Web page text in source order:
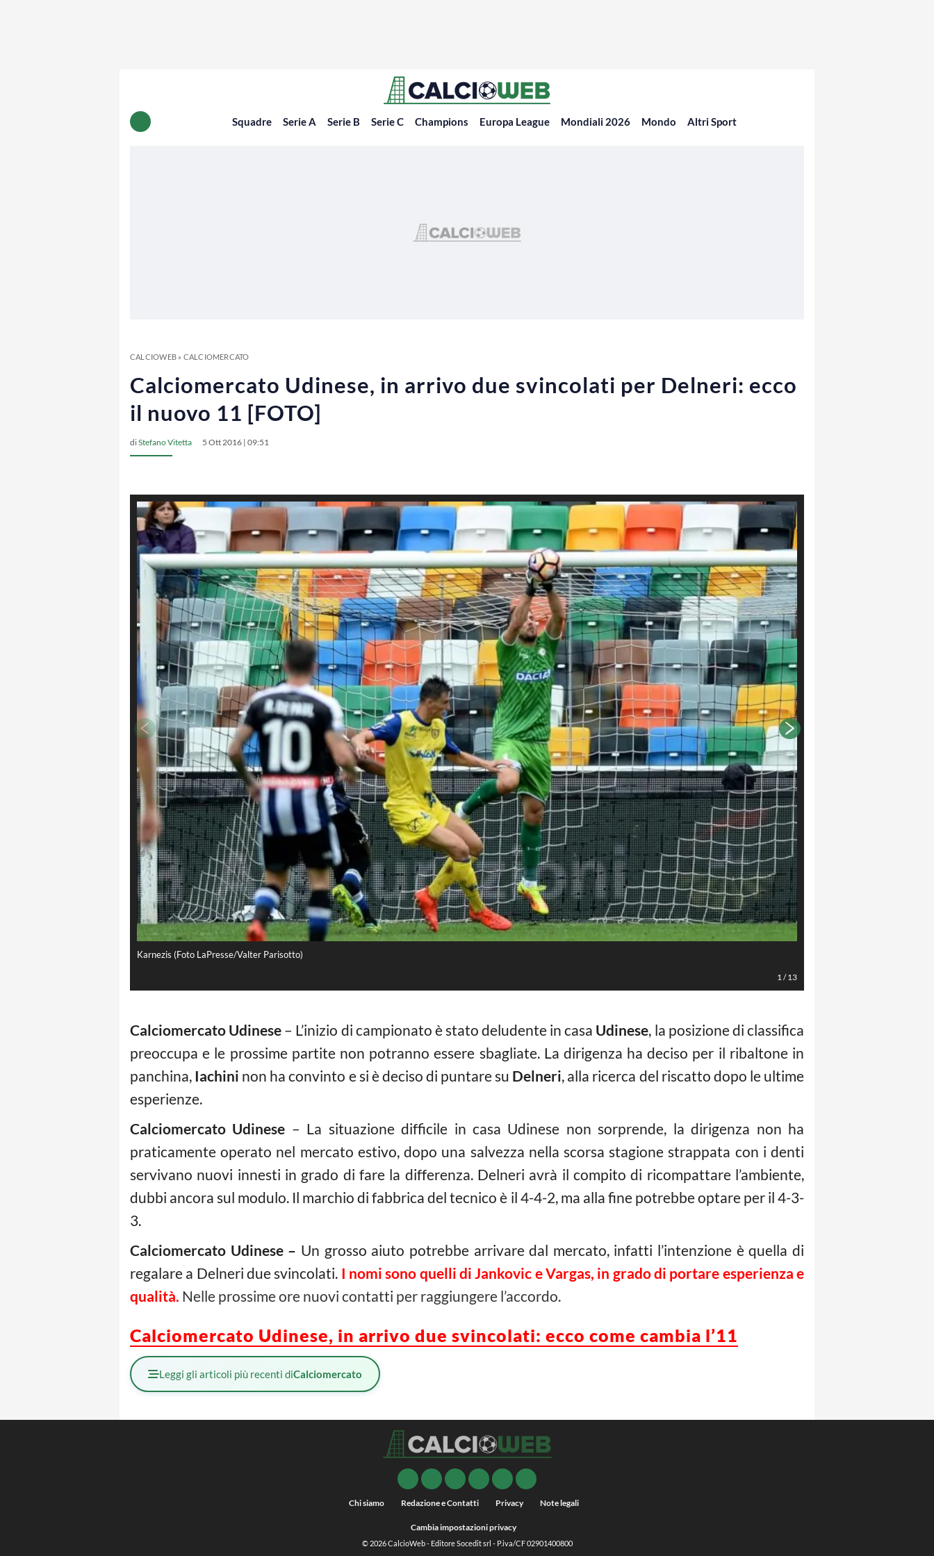
Squadre Serie A Serie B Serie C Champions Europa League Mondiali 2026 Mondo Altri Sport
CALCIOWEB» CALCIOMERCATO
Calciomercato Udinese, in arrivo due svincolati per Delneri: ecco
il nuovo 11 [FOTO]
diStefano Vitetta 5 Ott 2016 | 09:51
Karnezis (Foto LaPresse/Valter Parisotto)
1/13
Calciomercato Udinese – L’inizio di campionato è stato deludente in casa Udinese, la posizione di classifica
preoccupa e le prossime partite non potranno essere sbagliate. La dirigenza ha deciso per il ribaltone in
panchina, Iachini non ha convinto e si è deciso di puntare su Delneri, alla ricerca del riscatto dopo le ultime
esperienze.
Calciomercato Udinese – La situazione difficile in casa Udinese non sorprende, la dirigenza non ha
praticamente operato nel mercato estivo, dopo una salvezza nella scorsa stagione strappata con i denti
servivano nuovi innesti in grado di fare la differenza. Delneri avrà il compito di ricompattare l’ambiente,
dubbi ancora sul modulo. Il marchio di fabbrica del tecnico è il 4-4-2, ma alla fine potrebbe optare per il 4-3-
3.
Calciomercato Udinese – Un grosso aiuto potrebbe arrivare dal mercato, infatti l’intenzione è quella di
regalare a Delneri due svincolati. I nomi sono quelli di Jankovic e Vargas, in grado di portare esperienza e
qualità. Nelle prossime ore nuovi contatti per raggiungere l’accordo.
Calciomercato Udinese, in arrivo due svincolati: ecco come cambia l’11
Leggi gli articoli più recenti diCalciomercato
Chi siamo Redazione e Contatti Privacy Note legali
Cambia impostazioni privacy
© 2026CalcioWeb- Editore Socedit srl - P.iva/CF 02901400800